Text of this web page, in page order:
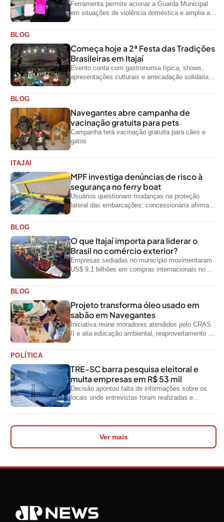
Ferramenta permite acionar a Guarda Municipal
em situações de violência doméstica e amplia a
BLOG
Começa hoje a 2ª Festa das Tradições
Brasileiras em Itajaí
Evento conta com gastronomia típica, shows,
apresentações culturais e arrecadação solidária
BLOG
Navegantes abre campanha de
vacinação gratuita para pets
Campanha terá vacinação gratuita para cães e
gatos
ITAJAI
MPF investiga denúncias de risco à
segurança no ferry boat
Usuários questionam mudanças na proteção
lateral das embarcações; concessionária afirma
BLOG
O que Itajaí importa para liderar o
Brasil no comércio exterior?
Empresas sediadas no município movimentaram
US$ 9,1 bilhões em compras internacionais no
BLOG
Projeto transforma óleo usado em
sabão em Navegantes
Iniciativa reúne moradores atendidos pelo CRAS
II e alia educação ambiental, reaproveitamento de
POLÍTICA
TRE-SC barra pesquisa eleitoral e
multa empresas em R$ 53 mil
Decisão apontou falta de informações sobre os
locais onde entrevistas foram realizadas e
Ver mais